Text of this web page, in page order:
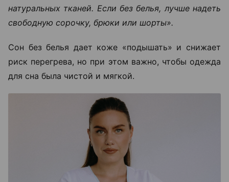
натуральных тканей. Если без белья, лучше надеть
свободную сорочку, брюки или шорты».
Сон без белья дает коже «подышать» и снижает
риск перегрева, но при этом важно, чтобы одежда
для сна была чистой и мягкой.